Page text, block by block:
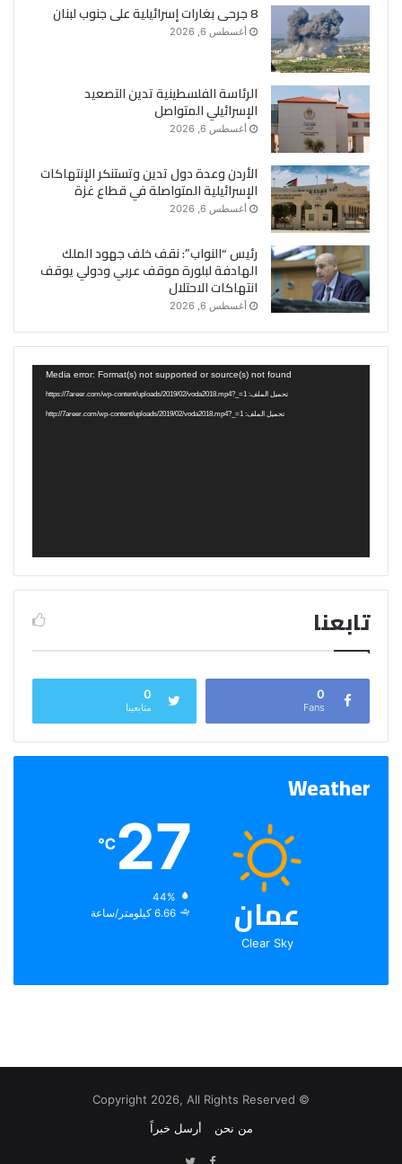
8 جرحى بغارات إسرائيلية على جنوب لبنان
أغسطس 6, 2026
الرئاسة الفلسطينية تدين التصعيد
الإسرائيلي المتواصل
أغسطس 6, 2026
الأردن وعدة دول تدين وتستنكر الإنتهاكات
الإسرائيلية المتواصلة في قطاع غزة
أغسطس 6, 2026
رئيس “النواب”: نقف خلف جهود الملك
الهادفة لبلورة موقف عربي ودولي يوقف
انتهاكات الاحتلال
أغسطس 6, 2026
Media error: Format(s) not supported or source(s) not found
تحميل الملف: https://7areer.com/wp-content/uploads/2019/02/voda2018.mp4?_=1
تحميل الملف: http://7areer.com/wp-content/uploads/2019/02/voda2018.mp4?_=1
تابعنا
0
Fans
0
متابعينا
Weather
عمان
Clear Sky
27
℃
الرطوبة:
الرياح:6.66 كيلومتر/ساعة
© Copyright 2026, All Rights Reserved
من نحن
أرسل خبراً